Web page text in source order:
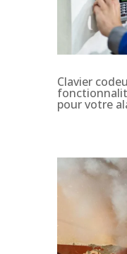
Clavier
pour votre